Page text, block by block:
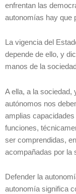
enfrentan las
autonomías hay que
La vigencia del
depende de ello, y
manos de la
A ella, a la sociedad,
autónomos nos
amplias
funciones,
ser comprendidas,
acompañadas por la
Defender la
autonomía significa